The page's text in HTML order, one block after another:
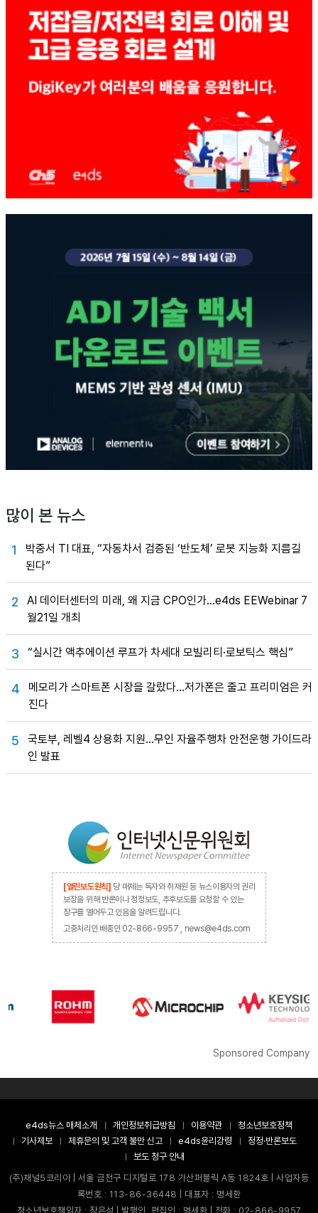
많이 본 뉴스
1
박중서 TI 대표, “자동차서 검증된 ‘반도체’ 로봇 지능화 지름길
된다”
2
AI 데이터센터의 미래, 왜 지금 CPO인가…e4ds EEWebinar 7
월21일 개최
3 “실시간 액추에이션 루프가 차세대 모빌리티·로보틱스 핵심”
4
메모리가 스마트폰 시장을 갈랐다…저가폰은 줄고 프리미엄은 커
진다
5
국토부, 레벨4 상용화 지원…무인 자율주행차 안전운행 가이드라
인 발표
[열린보도원칙] 당 매체는 독자와 취재원 등 뉴스이용자의 권리
보장을 위해 반론이나 정정보도, 추후보도를 요청할 수 있는
창구를 열어두고 있음을 알려드립니다.
고충처리인 배종인 02-866-9957 , news@e4ds.com
Sponsored Company
e4ds뉴스 매체소개 개인정보취급방침 이용약관
청소년보호정책
기사제보
제휴문의 및 고객 불만 신고 e4ds윤리강령
정정·반론보도
보도 청구 안내
(주)채널5코리아 | 서울 금천구 디지털로 178 가산퍼블릭 A동 1824호 | 사업자등
록번호 : 113-86-36448 | 대표자 : 명세환
청소년보호책임자 : 장은성 | 발행인, 편집인 : 명세환 | 전화 : 02-866-9957